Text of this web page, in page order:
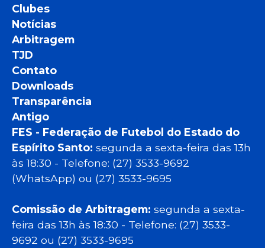
Clubes
Notícias
Arbitragem
TJD
Contato
Downloads
Transparência
Antigo
FES - Federação de Futebol do Estado do
Espírito Santo: segunda a sexta-feira das 13h
às 18:30 - Telefone: (27) 3533-9692
(WhatsApp) ou (27) 3533-9695
Comissão de Arbitragem: segunda a sexta-
feira das 13h às 18:30 - Telefone: (27) 3533-
9692 ou (27) 3533-9695